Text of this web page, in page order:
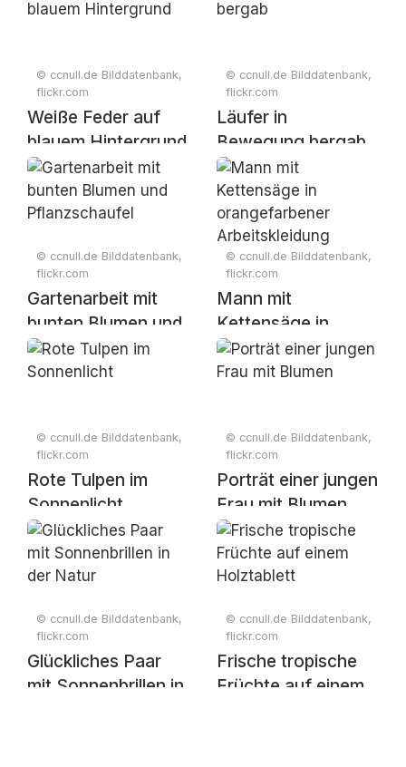
© ccnull.de Bilddatenbank,
flickr.com
Weiße Feder auf
blauem Hintergrund
© ccnull.de Bilddatenbank,
flickr.com
Läufer in
Bewegung bergab
© ccnull.de Bilddatenbank,
flickr.com
Gartenarbeit mit
bunten Blumen und
Pflanzschaufel
© ccnull.de Bilddatenbank,
flickr.com
Mann mit
Kettensäge in
orangefarbener
Arbeitskleidung
© ccnull.de Bilddatenbank,
flickr.com
Rote Tulpen im
Sonnenlicht
© ccnull.de Bilddatenbank,
flickr.com
Porträt einer jungen
Frau mit Blumen
© ccnull.de Bilddatenbank,
flickr.com
Glückliches Paar
mit Sonnenbrillen in
© ccnull.de Bilddatenbank,
flickr.com
Frische tropische
Früchte auf einem